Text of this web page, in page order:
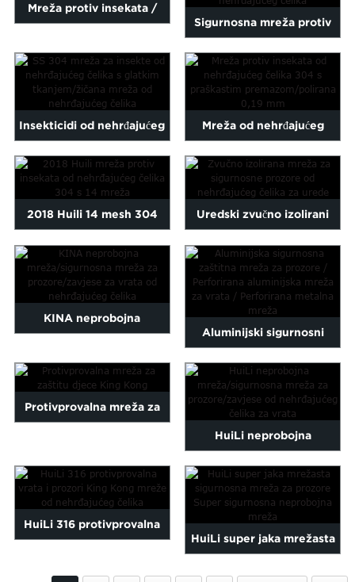
Mreža protiv insekata /
nehrđajućeg čelika 304...
Sigurnosna mreža protiv
insekata i komaraca od
nehrđajućeg čelika 304...
Insekticidi od nehrđajućeg
čelika SS 304 običnog
tkanja...
Mreža od nehrđajućeg
čelika s praškastim
premazom/poliranjem...
2018 Huili 14 mesh 304
prozor od nehrđajućeg
čelika i...
Uredski zvučno izolirani
sigurnosni vjetrobran od
nehrđajućeg čelika...
KINA neprobojna
s...
Aluminijski sigurnosni
zaštitni ekran za prozore/
Pe...
Protivprovalna mreža za
HuiLi neprobojna
mreža/sigurnosni prozor...
HuiLi 316 protivprovalna
HuiLi super jaka mrežasta